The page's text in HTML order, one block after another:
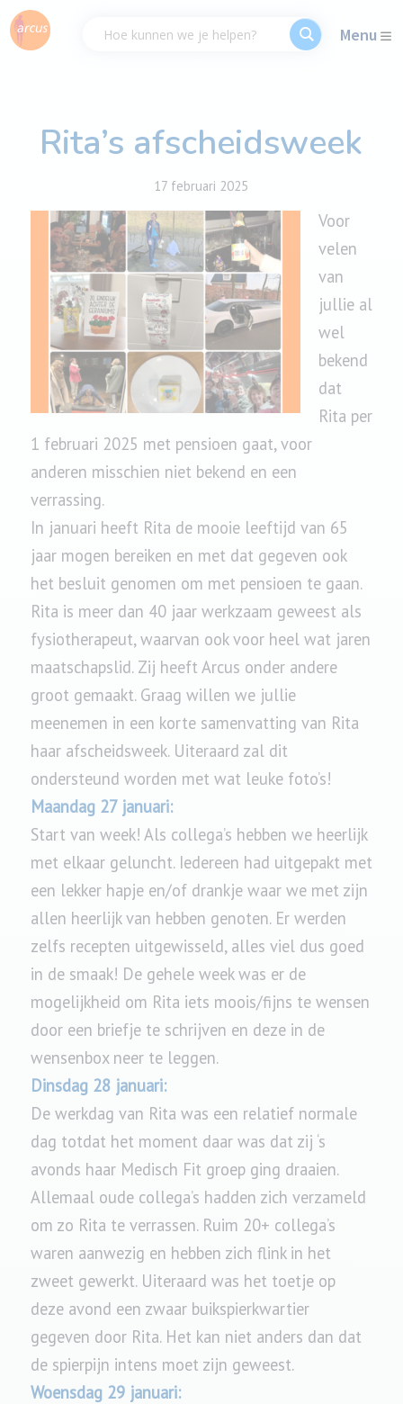
Menu
Rita’s afscheidsweek
17 februari 2025
Voor
velen
van
jullie al
wel
bekend
dat
Rita per
1 februari 2025 met pensioen gaat, voor
anderen misschien niet bekend en een
verrassing.
In januari heeft Rita de mooie leeftijd van 65
jaar mogen bereiken en met dat gegeven ook
het besluit genomen om met pensioen te gaan.
Rita is meer dan 40 jaar werkzaam geweest als
fysiotherapeut, waarvan ook voor heel wat jaren
maatschapslid. Zij heeft Arcus onder andere
groot gemaakt. Graag willen we jullie
meenemen in een korte samenvatting van Rita
haar afscheidsweek. Uiteraard zal dit
ondersteund worden met wat leuke foto’s!
Maandag 27 januari:
Start van week! Als collega’s hebben we heerlijk
met elkaar geluncht. Iedereen had uitgepakt met
een lekker hapje en/of drankje waar we met zijn
allen heerlijk van hebben genoten. Er werden
zelfs recepten uitgewisseld, alles viel dus goed
in de smaak! De gehele week was er de
mogelijkheid om Rita iets moois/fijns te wensen
door een briefje te schrijven en deze in de
wensenbox neer te leggen.
Dinsdag 28 januari:
De werkdag van Rita was een relatief normale
dag totdat het moment daar was dat zij ‘s
avonds haar Medisch Fit groep ging draaien.
Allemaal oude collega’s hadden zich verzameld
om zo Rita te verrassen. Ruim 20+ collega’s
waren aanwezig en hebben zich flink in het
zweet gewerkt. Uiteraard was het toetje op
deze avond een zwaar buikspierkwartier
gegeven door Rita. Het kan niet anders dan dat
de spierpijn intens moet zijn geweest.
Woensdag 29 januari: